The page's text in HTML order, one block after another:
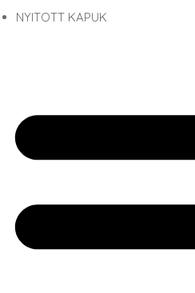
NYITOTT KAPUK